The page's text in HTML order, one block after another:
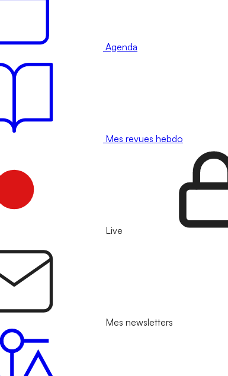
Agenda
Mes revues hebdo
Live
Mes newsletters